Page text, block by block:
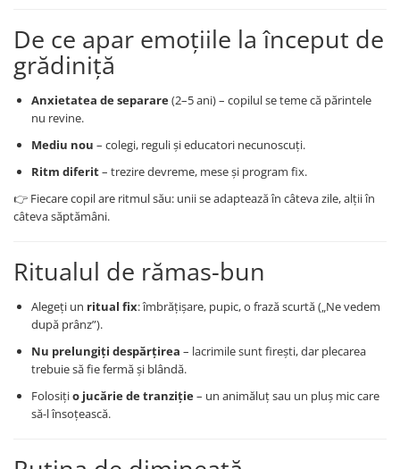
Jucarii din Lemn Natural
Trenulete & Seturi Feroviare
Invatare prin Joaca
De ce apar emoțiile la început de
grădiniță
Anxietatea de separare(2–5 ani) – copilul se teme că părintele
nu revine.
Mediu nou – colegi, reguli și educatori necunoscuți.
Ritm diferit– trezire devreme, mese și program fix.
👉 Fiecare copil are ritmul său: unii se adaptează în câteva zile, alții în
câteva săptămâni.
Ritualul de rămas-bun
Alegeți un ritual fix: îmbrățișare, pupic, o frază scurtă („Ne vedem
după prânz”).
Nu prelungiți despărțirea – lacrimile sunt firești, dar plecarea
trebuie să fie fermă și blândă.
Folosițio jucărie de tranziție– un animăluț sau un pluș mic care
să-l însoțească.